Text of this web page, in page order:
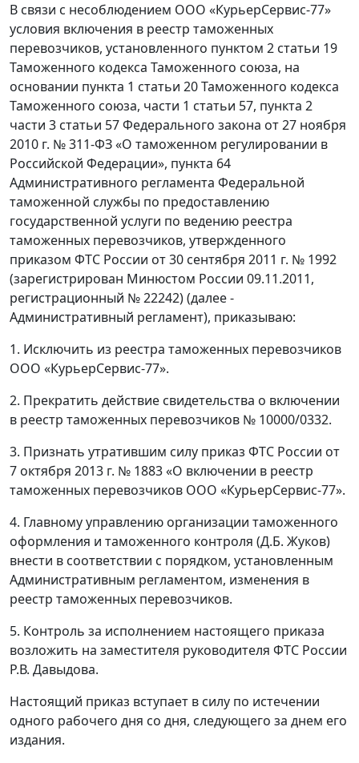
В связи с несоблюдением ООО «КурьерСервис-77»
условия включения в реестр таможенных
перевозчиков, установленного пунктом 2 статьи 19
Таможенного кодекса Таможенного союза, на
основании пункта 1 статьи 20 Таможенного кодекса
Таможенного союза, части 1 статьи 57, пункта 2
части 3 статьи 57 Федерального закона от 27 ноября
2010 г. № 311-ФЗ «О таможенном регулировании в
Российской Федерации», пункта 64
Административного регламента Федеральной
таможенной службы по предоставлению
государственной услуги по ведению реестра
таможенных перевозчиков, утвержденного
приказом ФТС России от 30 сентября 2011 г. № 1992
(зарегистрирован Минюстом России 09.11.2011,
регистрационный № 22242) (далее -
Административный регламент), приказываю:
1. Исключить из реестра таможенных перевозчиков
ООО «КурьерСервис-77».
2. Прекратить действие свидетельства о включении
в реестр таможенных перевозчиков № 10000/0332.
3. Признать утратившим силу приказ ФТС России от
7 октября 2013 г. № 1883 «О включении в реестр
таможенных перевозчиков ООО «КурьерСервис-77».
4. Главному управлению организации таможенного
оформления и таможенного контроля (Д.Б. Жуков)
внести в соответствии с порядком, установленным
Административным регламентом, изменения в
реестр таможенных перевозчиков.
5. Контроль за исполнением настоящего приказа
возложить на заместителя руководителя ФТС России
Р.В. Давыдова.
Настоящий приказ вступает в силу по истечении
одного рабочего дня со дня, следующего за днем его
издания.